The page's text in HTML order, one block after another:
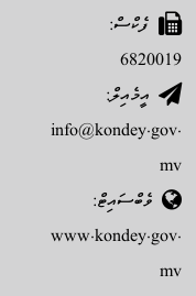
ފެކްސް:
6820019
އީމެއިލް:
info@kondey.gov.
mv
ވެބްސައިޓް:
www.kondey.gov.
mv